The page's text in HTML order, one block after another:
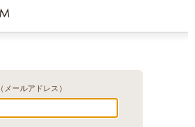
（メールアドレス）